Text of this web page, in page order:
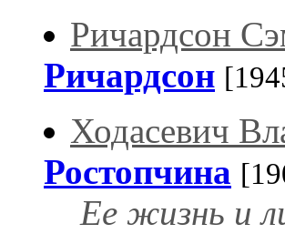
Ричардсон
Ричардсон
Ходасевич
Ростопчина
Ее жизнь и